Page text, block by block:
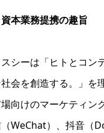
資本業務提携の趣旨
シーは「ヒトとコン
会を創造する。」を
向けのマーケティン
WeChat）、抖音（